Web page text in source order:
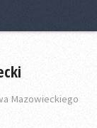
Mazowieckiego